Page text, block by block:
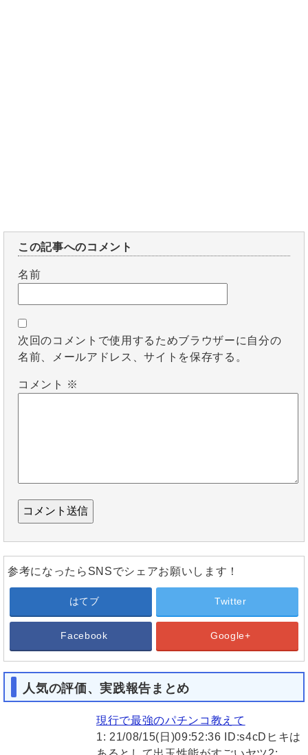
この記事へのコメント
名前
次回のコメントで使用するためブラウザーに自分の
名前、メールアドレス、サイトを保存する。
コメント ※
参考になったらSNSでシェアお願いします！
はてブ Twitter
Facebook Google+
人気の評価、実践報告まとめ
現行で最強のパチンコ教えて
1: 21/08/15(日)09:52:36 ID:s4cDヒキは